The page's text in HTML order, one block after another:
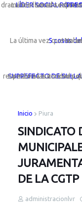
LÍDER SOCIAL
5 cosas
La última vez que
La máxima autoridad política en la provincia,
Inicio Piura
SINDICATO
DE LA CGTP
administracionlvr